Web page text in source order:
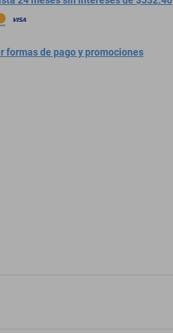
formas de pago y promociones